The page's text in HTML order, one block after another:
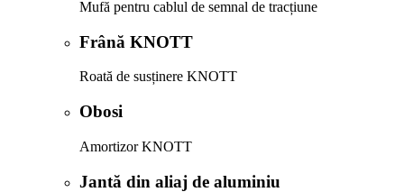
Mufă pentru cablul de semnal de tracțiune
Frână KNOTT
Roată de susținere KNOTT
Obosi
Amortizor KNOTT
Jantă din aliaj de aluminiu